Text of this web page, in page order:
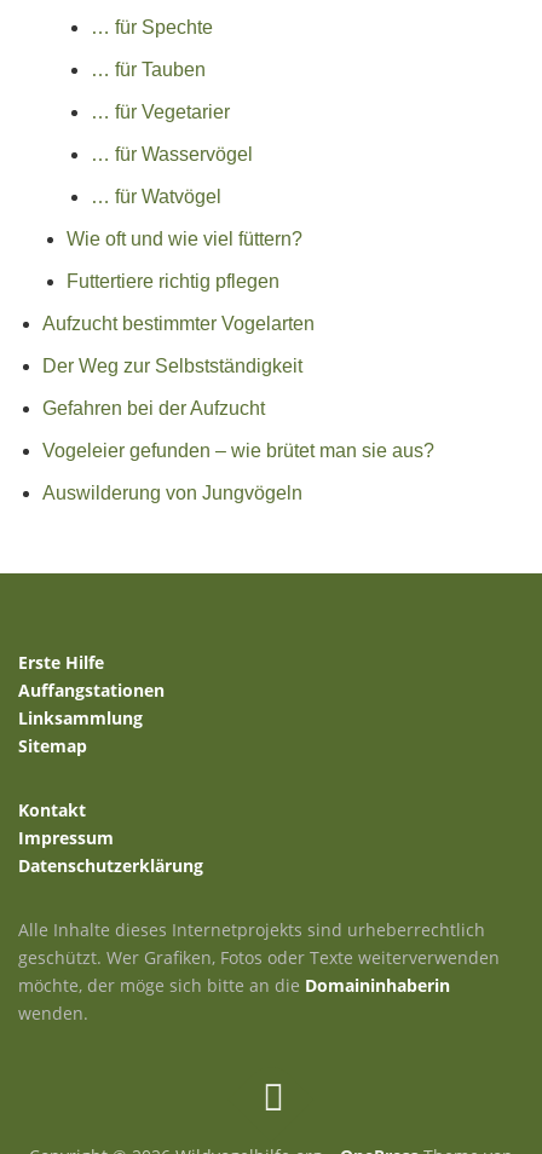
… für Spechte
… für Tauben
… für Vegetarier
… für Wasservögel
… für Watvögel
Wie oft und wie viel füttern?
Futtertiere richtig pflegen
Aufzucht bestimmter Vogelarten
Der Weg zur Selbstständigkeit
Gefahren bei der Aufzucht
Vogeleier gefunden – wie brütet man sie aus?
Auswilderung von Jungvögeln
Erste Hilfe
Auffangstationen
Linksammlung
Sitemap
Kontakt
Impressum
Datenschutzerklärung
Alle Inhalte dieses Internetprojekts sind urheberrechtlich
geschützt. Wer Grafiken, Fotos oder Texte weiterverwenden
möchte, der möge sich bitte an die Domaininhaberin
wenden.